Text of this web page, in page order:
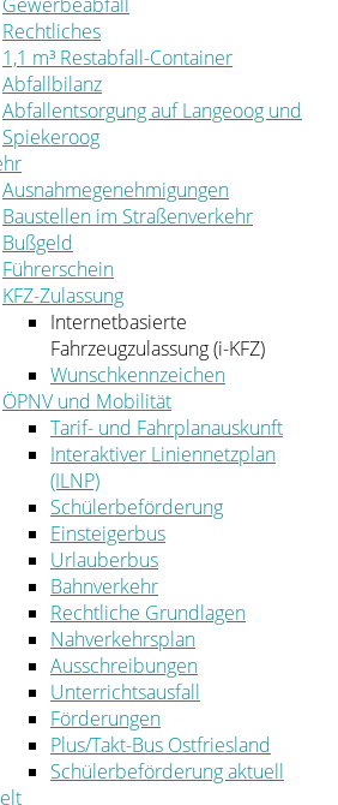
Rechtliches
1,1 m³ Restabfall-Container
Abfallbilanz
Abfallentsorgung auf Langeoog und
Spiekeroog
Ausnahmegenehmigungen
Baustellen im Straßenverkehr
Bußgeld
Führerschein
KFZ-Zulassung
Internetbasierte
Fahrzeugzulassung (i-KFZ)
Wunschkennzeichen
ÖPNV und Mobilität
Tarif- und Fahrplanauskunft
Interaktiver Liniennetzplan
(ILNP)
Schülerbeförderung
Einsteigerbus
Urlauberbus
Bahnverkehr
Rechtliche Grundlagen
Nahverkehrsplan
Ausschreibungen
Unterrichtsausfall
Förderungen
Plus/Takt-Bus Ostfriesland
Schülerbeförderung aktuell